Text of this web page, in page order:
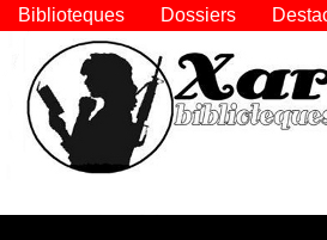
Biblioteques Dossiers